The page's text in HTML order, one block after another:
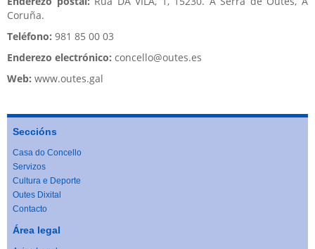
Coruña.
Teléfono: 981 85 00 03
Enderezo electrónico: concello@outes.es
Web: www.outes.gal
Seccións
Casa do Concello
Servizos
Cultura e Deporte
Outes Dixital
Contacto
Área legal